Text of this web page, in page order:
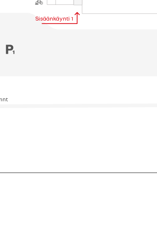
Sisäänkäynti 1